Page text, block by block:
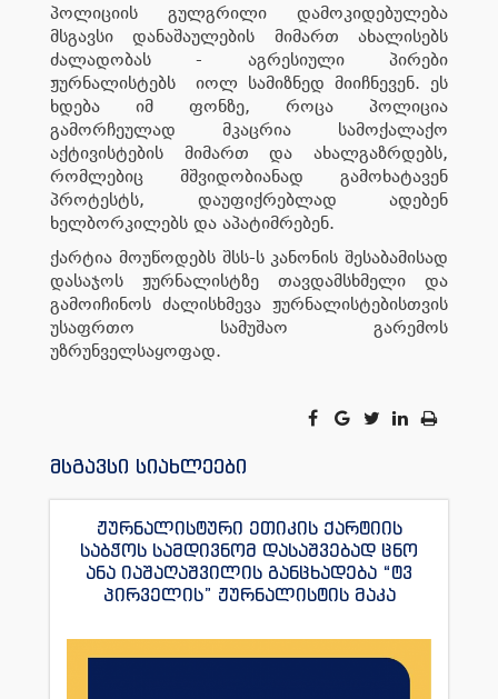
პოლიციის გულგრილი დამოკიდებულება
მსგავსი დანაშაულების მიმართ ახალისებს
ძალადობას - აგრესიული პირები
ჟურნალისტებს იოლ სამიზნედ მიიჩნევენ. ეს
ხდება იმ ფონზე, როცა პოლიცია
გამორჩეულად მკაცრია სამოქალაქო
აქტივისტების მიმართ და ახალგაზრდებს,
რომლებიც მშვიდობიანად გამოხატავენ
პროტესტს, დაუფიქრებლად ადებენ
ხელბორკილებს და აპატიმრებენ.
ქარტია მოუწოდებს შსს-ს კანონის შესაბამისად
დასაჯოს ჟურნალისტზე თავდამსხმელი და
გამოიჩინოს ძალისხმევა ჟურნალისტებისთვის
უსაფრთო სამუშაო გარემოს
უზრუნველსაყოფად.
მსგავსი სიახლეები
ჟურნალისტური ეთიკის ქარტიის
საბჭოს სამდივნომ დასაშვებად ცნო
ანა იაშაღაშვილის განცხადება “ტვ
პირველის” ჟურნალისტის მაკა